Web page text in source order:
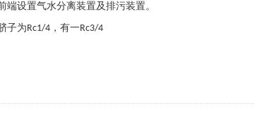
设置气水分离装置及排污装置。
子为Rc1/4 ，有一Rc3/4